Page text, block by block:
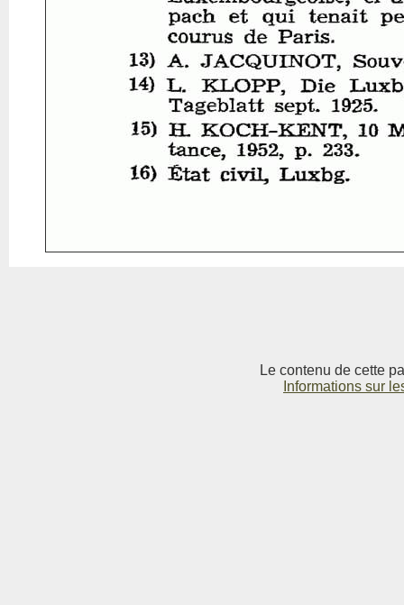
Le contenu de cette
Informations sur